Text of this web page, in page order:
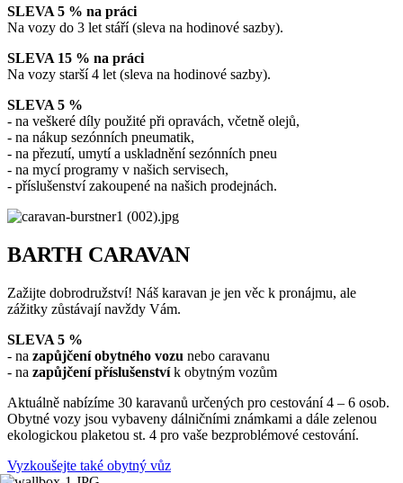
SLEVA 5 % na práci
Na vozy do 3 let stáří (sleva na hodinové sazby).
SLEVA 15 % na práci
Na vozy starší 4 let (sleva na hodinové sazby).
SLEVA 5 %
- na veškeré díly použité při opravách, včetně olejů,
- na nákup sezónních pneumatik,
- na přezutí, umytí a uskladnění sezónních pneu
- na mycí programy v našich servisech,
- příslušenství zakoupené na našich prodejnách.
BARTH CARAVAN
Zažijte dobrodružství! Náš karavan je jen věc k pronájmu, ale
zážitky zůstávají navždy Vám.
SLEVA 5 %
- na zapůjčení obytného vozu nebo caravanu
- na zapůjčení příslušenstvík obytným vozům
Aktuálně nabízíme 30 karavanů určených pro cestování 4 – 6 osob.
Obytné vozy jsou vybaveny dálničními známkami a dále zelenou
ekologickou plaketou st. 4 pro vaše bezproblémové cestování.
Vyzkoušejte také obytný vůz